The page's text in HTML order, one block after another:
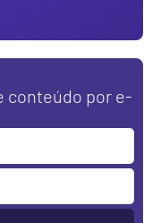
conteúdo por e-